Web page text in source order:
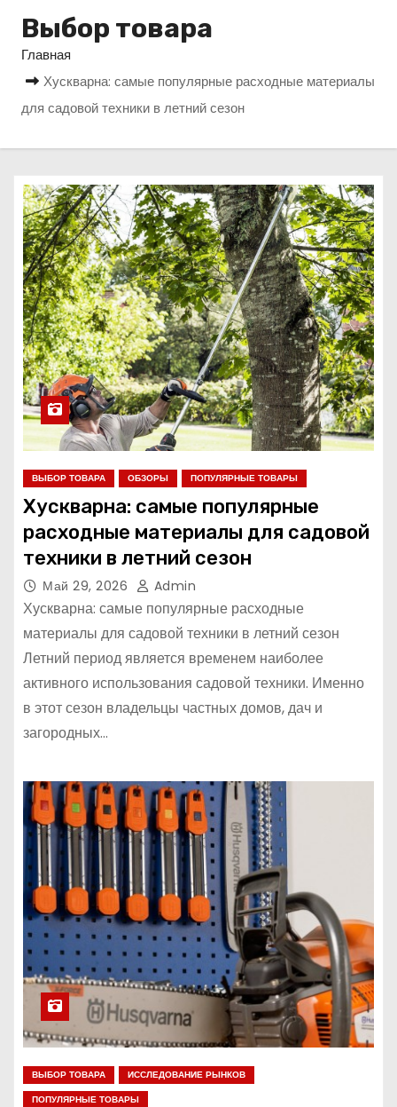
Выбор товара
Главная
Хускварна: самые популярные расходные материалы
для садовой техники в летний сезон
ВЫБОР ТОВАРА ОБЗОРЫ ПОПУЛЯРНЫЕ ТОВАРЫ
Хускварна: самые популярные
расходные материалы для садовой
техники в летний сезон
Май 29, 2026 Admin
Хускварна: самые популярные расходные
материалы для садовой техники в летний сезон
Летний период является временем наиболее
активного использования садовой техники. Именно
в этот сезон владельцы частных домов, дач и
загородных…
ВЫБОР ТОВАРА
ИССЛЕДОВАНИЕ РЫНКОВ
ПОПУЛЯРНЫЕ ТОВАРЫ